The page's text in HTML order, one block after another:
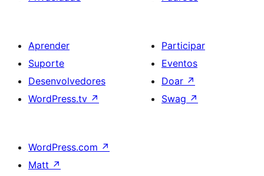
Aprender
Suporte
Desenvolvedores
WordPress.tv ↗
Participar
Eventos
Doar ↗
Swag ↗
WordPress.com ↗
Matt ↗